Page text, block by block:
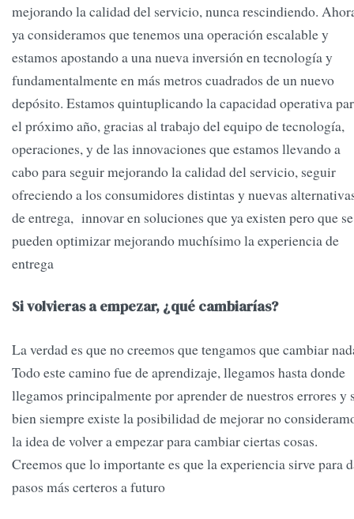
mejorando la calidad del servicio, nunca rescindiendo.
ya consideramos que tenemos una operación escalable y
estamos apostando a una nueva inversión en tecnología y
fundamentalmente en más metros cuadrados de un nuevo
depósito. Estamos quintuplicando la capacidad operativa
el próximo año, gracias al trabajo del equipo de tecnología,
operaciones, y de las innovaciones que estamos llevando a
cabo para seguir mejorando la calidad del servicio, seguir
ofreciendo a los consumidores distintas y nuevas
de entrega, innovar en soluciones que ya existen pero que se
pueden optimizar mejorando muchísimo la experiencia de
entrega
Si volvieras a empezar, ¿qué cambiarías?
La verdad es que no creemos que tengamos que cambiar
Todo este camino fue de aprendizaje, llegamos hasta donde
llegamos principalmente por aprender de nuestros errores y
bien siempre existe la posibilidad de mejorar no
la idea de volver a empezar para cambiar ciertas cosas.
Creemos que lo importante es que la experiencia sirve para
pasos más certeros a futuro